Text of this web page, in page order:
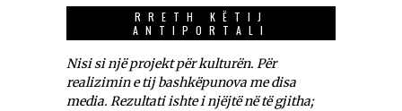
RRETH KËTIJ
ANTIPORTALI
Nisi si një projekt për kulturën. Për
realizimin e tij bashkëpunova me disa
media. Rezultati ishte i njëjtë në të gjitha;